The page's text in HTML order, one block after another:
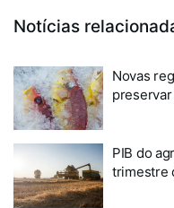
Notícias
Novas
PIB do
trimestre